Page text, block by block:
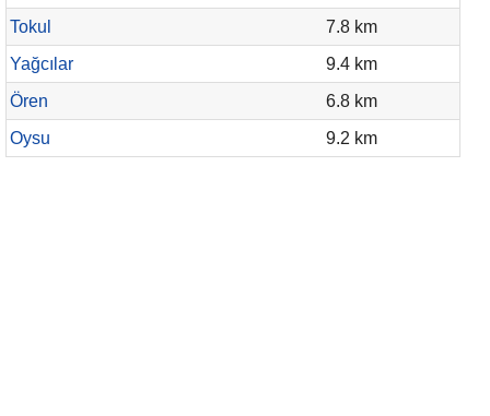
Tokul
7.8 km
Yağcılar
9.4 km
Ören
6.8 km
Oysu
9.2 km